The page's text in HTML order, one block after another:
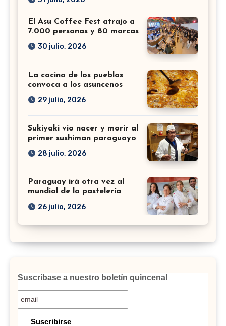
El Asu Coffee Fest atrajo a
7.000 personas y 80 marcas
30 julio, 2026
La cocina de los pueblos
convoca a los asuncenos
29 julio, 2026
Sukiyaki vio nacer y morir al
primer sushiman paraguayo
28 julio, 2026
Paraguay irá otra vez al
mundial de la pastelería
26 julio, 2026
Suscríbase a nuestro boletín quincenal